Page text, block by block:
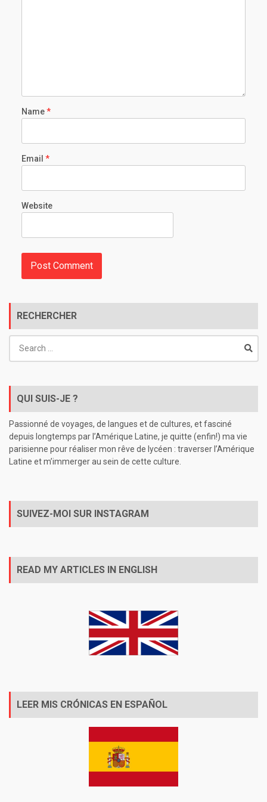
Name*
Email *
Website
RECHERCHER
for:
QUI SUIS-JE ?
Passionné de voyages, de langues et de cultures, et fasciné
depuis longtemps par l’Amérique Latine, je quitte (enfin!) ma vie
parisienne pour réaliser mon rêve de lycéen : traverser l’Amérique
Latine et m’immerger au sein de cette culture.
SUIVEZ-MOI SUR INSTAGRAM
READ MY ARTICLES IN ENGLISH
LEER MIS CRÓNICAS EN ESPAÑOL